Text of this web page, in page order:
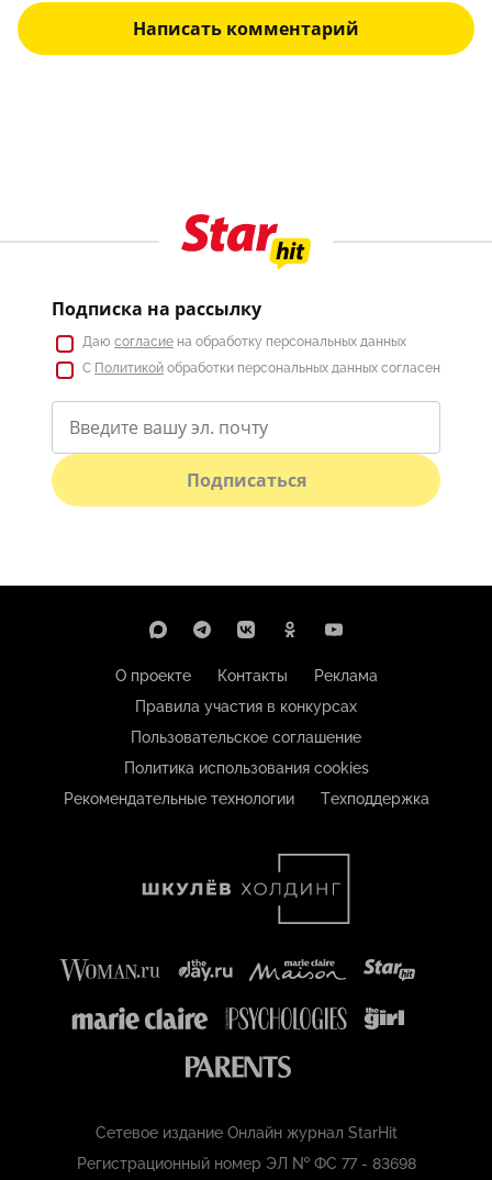
Написать комментарий
Подписка на рассылку
Даю согласие на обработку персональных данных
С Политикой обработки персональных данных согласен
Подписаться
О проекте Контакты
Реклама
Правила участия в конкурсах
Пользовательское соглашение
Политика использования cookies
Рекомендательные технологии
Техподдержка
Сетевое издание Онлайн журнал StarHit
Регистрационный номер ЭЛ № ФС 77 - 83698